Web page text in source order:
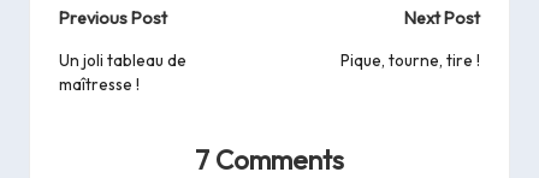
Post
navigation
Previous Post
Un joli tableau de
maîtresse !
Next Post
Pique, tourne, tire !
7 Comments